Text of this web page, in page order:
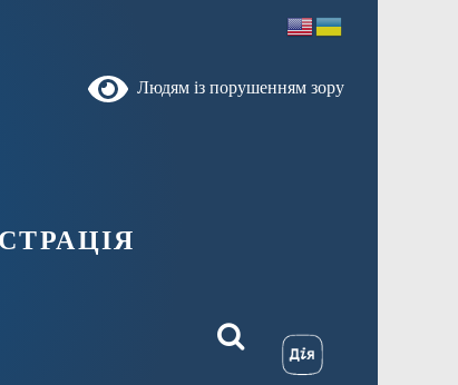
Людям із порушенням зору